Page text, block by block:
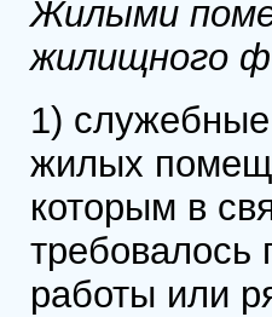
Жилыми
жилищного
1)
жилых
которым в
требовалось
работы или